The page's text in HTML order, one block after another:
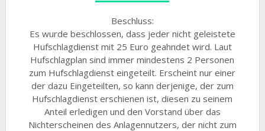
Beschluss:
Es wurde beschlossen, dass jeder nicht geleistete
Hufschlagdienst mit 25 Euro geahndet wird. Laut
Hufschlagplan sind immer mindestens 2 Personen
zum Hufschlagdienst eingeteilt. Erscheint nur einer
der dazu Eingeteilten, so kann derjenige, der zum
Hufschlagdienst erschienen ist, diesen zu seinem
Anteil erledigen und den Vorstand über das
Nichterscheinen des Anlagennutzers, der nicht zum